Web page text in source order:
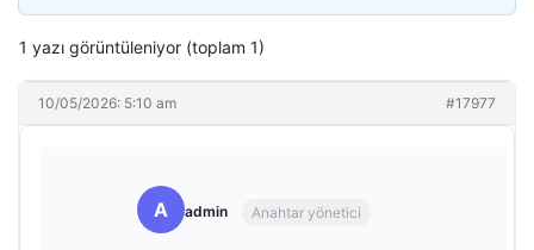
1 yazı görüntüleniyor (toplam 1)
10/05/2026: 5:10 am #17977
A admin Anahtar yönetici